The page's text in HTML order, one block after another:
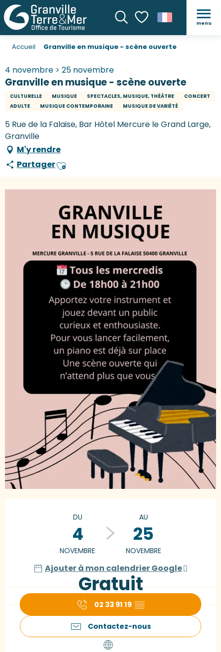
Recherche
Voir les favoris
menu
Accueil Granville en musique - scène ouverte
4 novembre > 25 novembre
Granville en musique - scène ouverte
CULTURELLE MUSIQUE SPECTACLES, MUSIQUE, THÉÂTRE
CONCERT
ADULTE
MUSIQUE CONTEMPORAINE MUSIQUE DE VARIÉTÉ
5 Rue de la Falaise, Bar Hôtel Mercure le Grand Large,
Granville
M'y rendre
PartagerAjouter aux favoris
DU
4
NOVEMBRE
AU
25
NOVEMBRE
Ajouter à mon calendrier Google
Gratuit
02 33 91 19 ▒▒
Contactez-nous